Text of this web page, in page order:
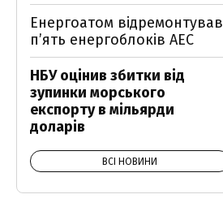
Енергоатом відремонтував
п’ять енергоблоків АЕС
НБУ оцінив збитки від
зупинки морського
експорту в мільярди
доларів
ВСІ НОВИНИ